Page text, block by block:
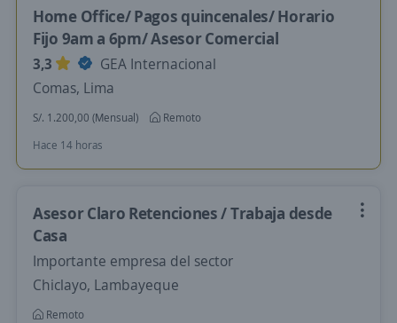
Home Office/ Pagos quincenales/ Horario
Fijo 9am a 6pm/ Asesor Comercial
3,3
GEA Internacional
Comas, Lima
S/. 1.200,00 (Mensual)
Remoto
Hace 14 horas
Asesor Claro Retenciones / Trabaja desde
Casa
Importante empresa del sector
Chiclayo, Lambayeque
Remoto